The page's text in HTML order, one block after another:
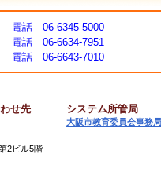
電話 06-6345-5000
電話 06-6634-7951
電話 06-6643-7010
せ先
2ビル5階
システム所管局
大阪市教育委員会事務局